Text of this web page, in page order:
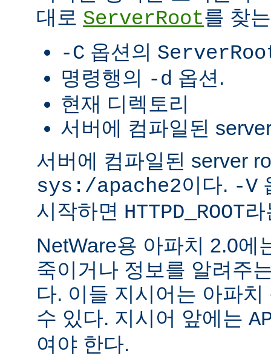
대로 ServerRoot를 찾
-C 옵션의
명령행의 -d 옵션.
현재 디렉토리
서버에 컴파일된
서버에 컴파일된 server
sys:/apache2이다. -V
시작하면 HTTPD_ROOT
NetWare용 아파치 2.0에
죽이거나 정보를 알려주
다. 이들 지시어는 아파
수 있다. 지시어 앞에는
여야 한다.